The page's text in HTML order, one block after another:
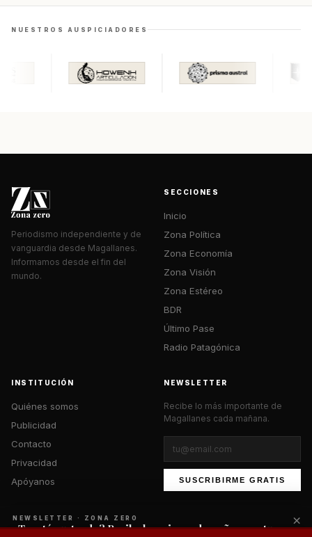
NUESTROS AUSPICIADORES
Periodismo independiente y de
vanguardia desde Magallanes.
Informamos desde el fin del
mundo.
SECCIONES
Inicio
Zona Política
Zona Economía
Zona Visión
Zona Estéreo
BDR
Último Pase
Radio Patagónica
INSTITUCIÓN
Quiénes somos
Publicidad
Contacto
Privacidad
Apóyanos
NEWSLETTER
Recibe lo más importante de
Magallanes cada mañana.
SUSCRIBIRME GRATIS
NEWSLETTER · ZONA ZERO
¿Te está gustando? Recibe lo mejor cada mañana en tu
×